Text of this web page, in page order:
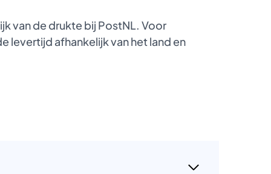
van de drukte bij PostNL. Voor
levertijd afhankelijk van het land en